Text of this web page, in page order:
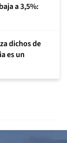
a 3,5%:
dichos de
es un